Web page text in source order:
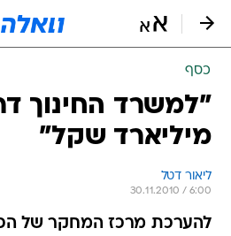
כסף
מיליארד שקל"
ליאור דטל
30.11.2010 / 6:00
להערכת מרכז המחקר של